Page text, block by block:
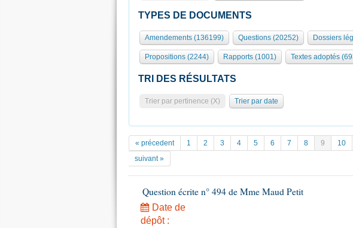
TYPES DE DOCUMENTS
Amendements (136199) Questions (20252) Dossiers
Propositions (2244) Rapports (1001) Textes adoptés
TRI DES RÉSULTATS
Trier par pertinence (X) Trier par date
« précedent 1 2 3 4 5 6 7 8 9 10
suivant »
Question écrite n° 494 de Mme Maud Petit
Date de
dépôt :